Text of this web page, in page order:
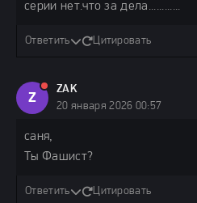
серии нет.что за дела............
Ответить Цитировать
Z
ZAK
20 января 2026 00:57
саня,
Ты Фашист?
Ответить Цитировать